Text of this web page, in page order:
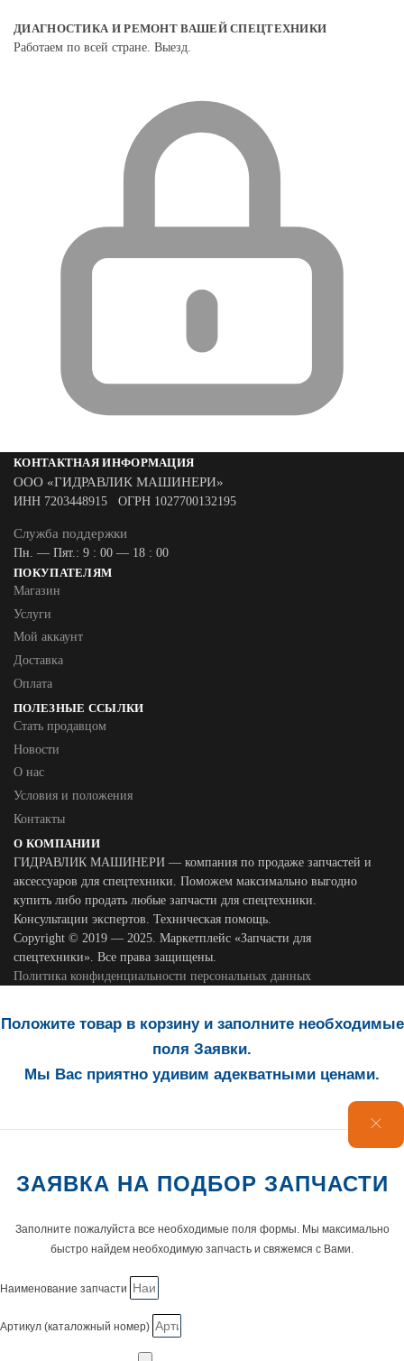
ДИАГНОСТИКА И РЕМОНТ ВАШЕЙ СПЕЦТЕХНИКИ
Работаем по всей стране. Выезд.
КОНТАКТНАЯ ИНФОРМАЦИЯ
ООО «ГИДРАВЛИК МАШИНЕРИ»
ИНН 7203448915 ОГРН 1027700132195
Служба поддержки
Пн. — Пят.: 9 : 00 — 18 : 00
ПОКУПАТЕЛЯМ
Магазин
Услуги
Мой аккаунт
Доставка
Оплата
ПОЛЕЗНЫЕ ССЫЛКИ
Стать продавцом
Новости
О нас
Условия и положения
Контакты
О КОМПАНИИ
ГИДРАВЛИК МАШИНЕРИ — компания по продаже запчастей и
аксессуаров для спецтехники. Поможем максимально выгодно
купить либо продать любые запчасти для спецтехники.
Консультации экспертов. Техническая помощь.
Copyright © 2019 — 2025. Маркетплейс «Запчасти для
спецтехники». Все права защищены.
Политика конфиденциальности персональных данных
Положите товар в корзину и заполните необходимые
поля Заявки.
Мы Вас приятно удивим адекватными ценами.
ЗАЯВКА НА ПОДБОР ЗАПЧАСТИ
Заполните пожалуйста все необходимые поля формы. Мы максимально
быстро найдем необходимую запчасть и свяжемся с Вами.
Наименование запчасти
Артикул (каталожный номер)